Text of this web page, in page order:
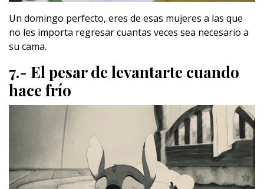
Un domingo perfecto, eres de esas mujeres a las que
no les importa regresar cuantas veces sea necesario a
su cama.
7.- El pesar de levantarte cuando
hace frío